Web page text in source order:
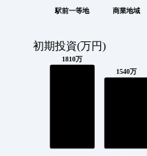
駅前一等地 商業地域
初期投資(万円)
1810万
1540万